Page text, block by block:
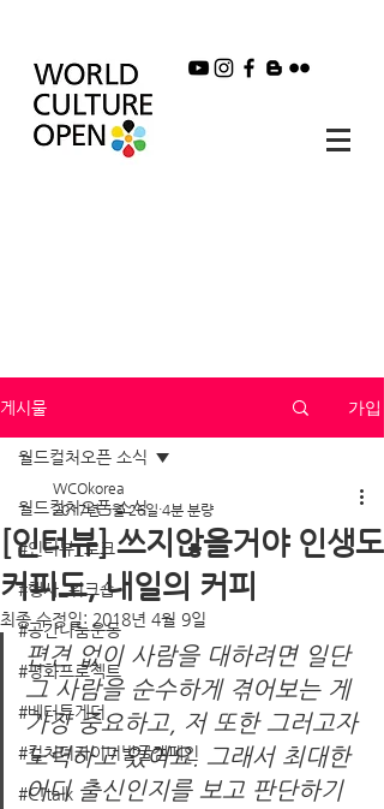
게시물 가입
월드컬처오픈 소식
#인터뷰_토크
#행사_워크숍
#공간나눔운동
#평화프로젝트
#베터투게더
#컬처디자이너발굴캠페인
#C!talk
월드컬처오픈 소식
[인터뷰] 쓰지않을거야 인생도
커피도, 내일의 커피
WCOkorea
2017년 5월 26일 4분 분량
최종 수정일: 2018년 4월 9일
편견 없이 사람을 대하려면 일단
그 사람을 순수하게 겪어보는 게
가장 중요하고, 저 또한 그러고자
노력하고 있어요. 그래서 최대한
어디 출신인지를 보고 판단하기